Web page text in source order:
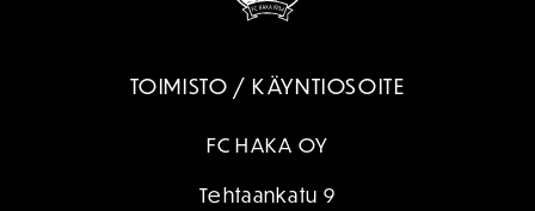
TOIMISTO / KÄYNTIOSOITE
FC HAKA OY
Tehtaankatu 9